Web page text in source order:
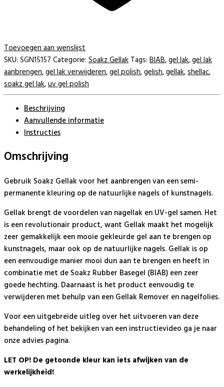
Toevoegen aan wenslijst
SKU: SGN15157 Categorie: Soakz Gellak Tags: BIAB,gel lak,gel lak
aanbrengen,gel lak verwijderen,gel polish,gelish,gellak,shellac,
soakz gel lak,uv gel polish
Beschrijving
Aanvullende informatie
Instructies
Omschrijving
Gebruik Soakz Gellak voor het aanbrengen van een semi-
permanente kleuring op de natuurlijke nagels of kunstnagels.
Gellak brengt de voordelen van nagellak en UV-gel samen. Het
is een revolutionair product, want Gellak maakt het mogelijk
zeer gemakkelijk een mooie gekleurde gel aan te brengen op
kunstnagels, maar ook op de natuurlijke nagels. Gellak is op
een eenvoudige manier mooi dun aan te brengen en heeft in
combinatie met de Soakz Rubber Basegel (BIAB) een zeer
goede hechting. Daarnaast is het product eenvoudig te
verwijderen met behulp van een Gellak Remover en nagelfolies.
Voor een uitgebreide uitleg over het uitvoeren van deze
behandeling of het bekijken van een instructievideo ga je naar
onze advies pagina.
LET OP! De getoonde kleur kan iets afwijken van de
werkelijkheid!